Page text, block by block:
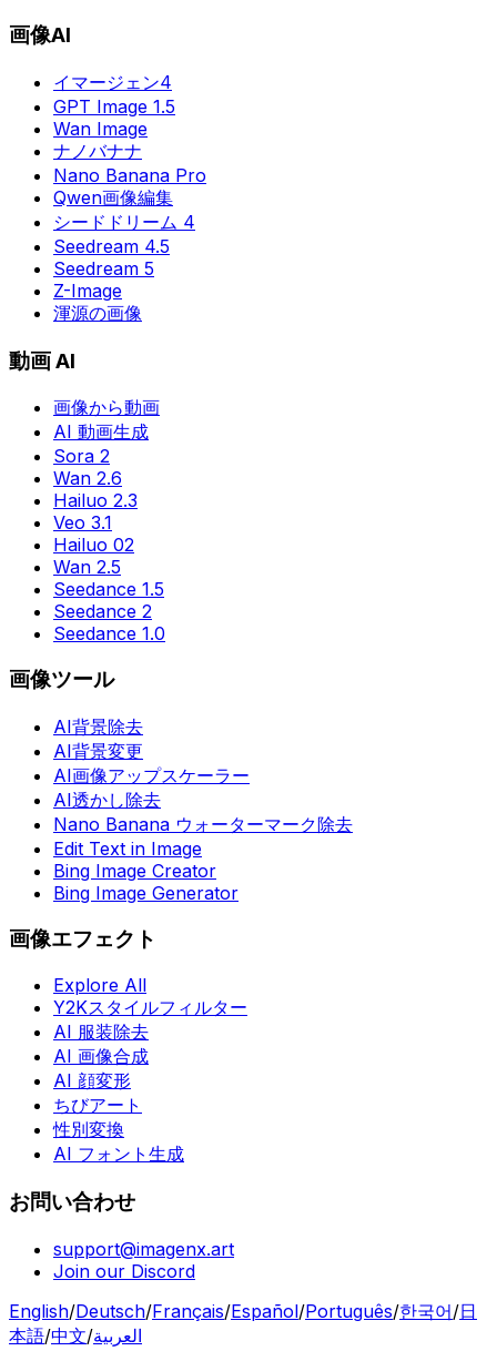
画像AI
イマージェン4
GPT Image 1.5
Wan Image
ナノバナナ
Nano Banana Pro
Qwen画像編集
シードドリーム 4
Seedream 4.5
Seedream 5
Z-Image
渾源の画像
動画 AI
画像から動画
AI 動画生成
Sora 2
Wan 2.6
Hailuo 2.3
Veo 3.1
Hailuo 02
Wan 2.5
Seedance 1.5
Seedance 2
Seedance 1.0
画像ツール
AI背景除去
AI背景変更
AI画像アップスケーラー
AI透かし除去
Nano Banana ウォーターマーク除去
Edit Text in Image
Bing Image Creator
Bing Image Generator
画像エフェクト
Explore All
Y2Kスタイルフィルター
AI 服装除去
AI 画像合成
AI 顔変形
ちびアート
性別変換
AI フォント生成
お問い合わせ
support@imagenx.art
Join our Discord
English/Deutsch/Français/Español/Português/한국어/日
本語/中文/العربية